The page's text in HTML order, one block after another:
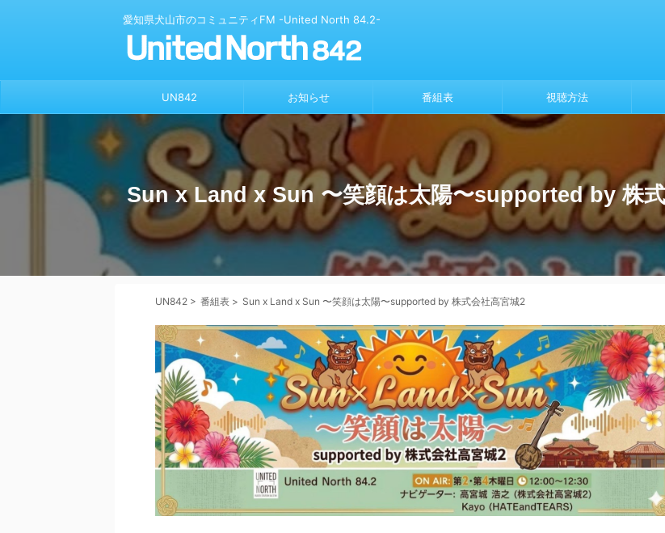
愛知県犬山市のコミュニティFM -United North 84.2-
UN842 お知らせ 番組表 視聴方法
Sun x Land x Sun 〜笑顔は太陽〜supported by 株
UN842 > 番組表 > Sun x Land x Sun 〜笑顔は太陽〜supported by 株式会社高宮城2